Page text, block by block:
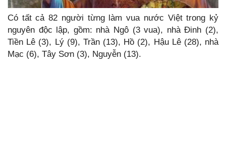
Có tất cả 82 người từng làm vua nước Việt trong kỷ
nguyên độc lập, gồm: nhà Ngô (3 vua), nhà Đinh (2),
Tiền Lê (3), Lý (9), Trần (13), Hồ (2), Hậu Lê (28), nhà
Mạc (6), Tây Sơn (3), Nguyễn (13).